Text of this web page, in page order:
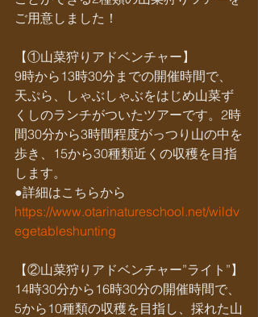
ご用意しました！
【①山菜狩りアドベンチャー】
9時から13時30分までの開催時間で、
天ぷら、しゃぶしゃぶをはじめ山菜ず
くしのランチがついたツアーです。2時
間30分から3時間程度がっつり山の中を
歩き、15から30種類近くの収穫を目指
します。
●詳細はこちらから
https://www.otarinatureschool.net/wildv
egetableshunting
【②山菜狩りアドベンチャー”ライト”】
14時30分から16時30分の開催時間で、
5から10種類の収穫を目指し、採れた山